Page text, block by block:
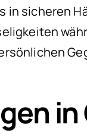
in sicheren